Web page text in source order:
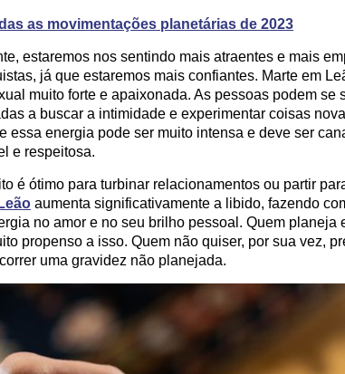
as movimentações planetárias de 2023
estaremos nos sentindo mais atraentes e mais
já que estaremos mais confiantes. Marte em
muito forte e apaixonada. As pessoas podem se
a buscar a intimidade e experimentar coisas
essa energia pode ser muito intensa e deve ser
e respeitosa.
é ótimo para turbinar relacionamentos ou partir
aumenta significativamente a libido, fazendo
no amor e no seu brilho pessoal. Quem planeja
propenso a isso. Quem não quiser, por sua vez,
uma gravidez não planejada.